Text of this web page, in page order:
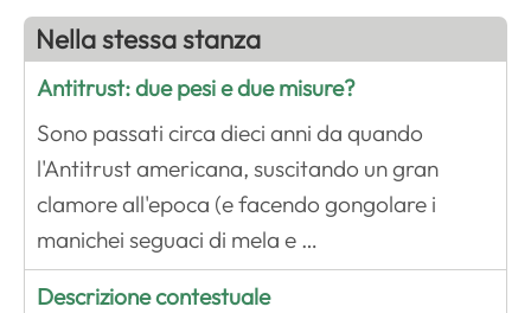
Nella stessa stanza
Antitrust: due pesi e due misure?
Sono passati circa dieci anni da quando
l'Antitrust americana, suscitando un gran
clamore all'epoca (e facendo gongolare i
manichei seguaci di mela e …
Descrizione contestuale